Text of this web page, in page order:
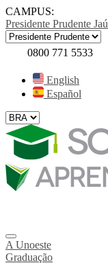
CAMPUS:
Presidente Prudente Jaú
0800 771 5533
English
Español
A Unoeste
Graduação